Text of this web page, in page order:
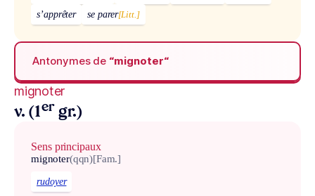
s’apprêter
se parer[Litt.]
Antonymes de “mignoter“
mignoter
v. (1er gr.)
Sens principaux
mignoter(qqn)[Fam.]
rudoyer